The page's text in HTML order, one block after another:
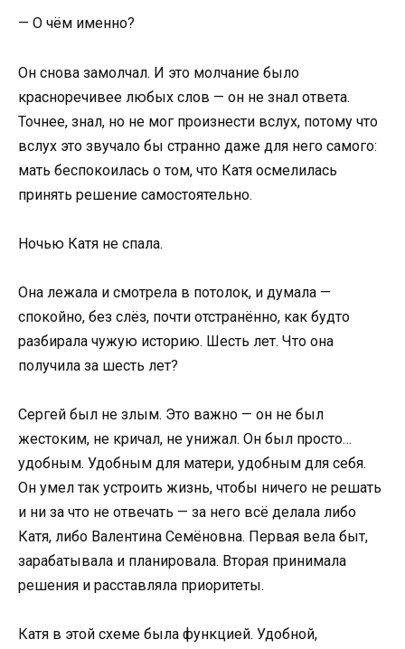
— О чём именно?
Он снова замолчал. И это молчание было
красноречивее любых слов — он не знал ответа.
Точнее, знал, но не мог произнести вслух, потому что
вслух это звучало бы странно даже для него самого:
мать беспокоилась о том, что Катя осмелилась
принять решение самостоятельно.
Ночью Катя не спала.
Она лежала и смотрела в потолок, и думала —
спокойно, без слёз, почти отстранённо, как будто
разбирала чужую историю. Шесть лет. Что она
получила за шесть лет?
Сергей был не злым. Это важно — он не был
жестоким, не кричал, не унижал. Он был просто…
удобным. Удобным для матери, удобным для себя.
Он умел так устроить жизнь, чтобы ничего не решать
и ни за что не отвечать — за него всё делала либо
Катя, либо Валентина Семёновна. Первая вела быт,
зарабатывала и планировала. Вторая принимала
решения и расставляла приоритеты.
Катя в этой схеме была функцией. Удобной,